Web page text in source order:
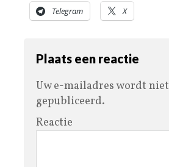
Telegram X
Plaats een reactie
Uw e-mailadres wordt niet
gepubliceerd.
Reactie